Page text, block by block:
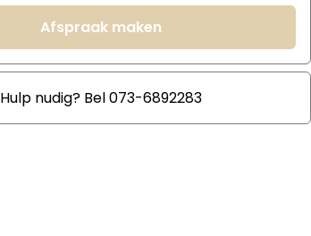
Afspraak maken
Hulp nudig? Bel 073-6892283